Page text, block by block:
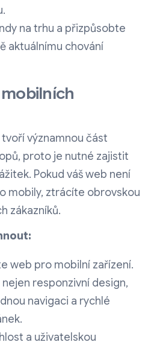
na trhu a přizpůsobte
aktuálnímu chování
významnou část
proto je nutné zajistit
Pokud váš web není
mobily, ztrácíte obrovskou
zákazníků.
web pro mobilní zařízení.
nejen responzivní design,
navigaci a rychlé
a uživatelskou